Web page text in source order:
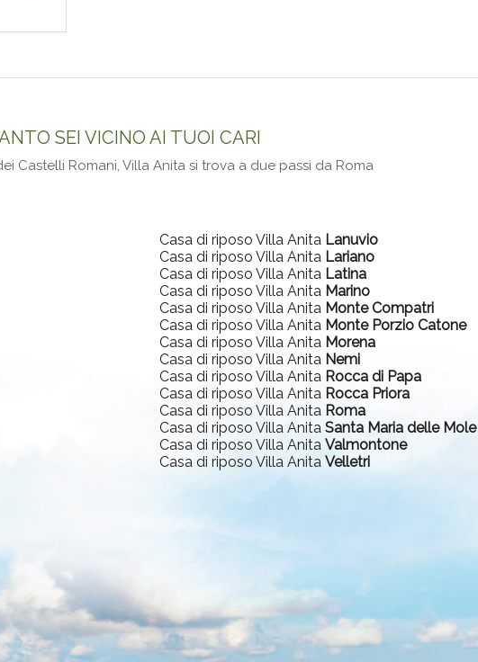
SEI VICINO AI TUOI CARI
Castelli Romani, Villa Anita si trova a due passi da Roma
Casa di riposo Villa Anita Lanuvio
Casa di riposo Villa Anita Lariano
Casa di riposo Villa Anita Latina
Casa di riposo Villa Anita Marino
Casa di riposo Villa Anita Monte Compatri
Casa di riposo Villa Anita Monte Porzio Catone
Casa di riposo Villa Anita Morena
Casa di riposo Villa Anita Nemi
Casa di riposo Villa Anita Rocca di Papa
Casa di riposo Villa Anita Rocca Priora
Casa di riposo Villa Anita Roma
Casa di riposo Villa AnitaSanta Maria delle Mole
Casa di riposo Villa AnitaValmontone
Casa di riposo Villa AnitaVelletri